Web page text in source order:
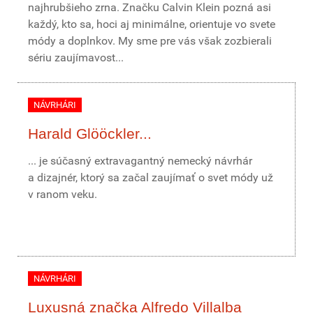
najhrubšieho zrna. Značku Calvin Klein pozná asi
každý, kto sa, hoci aj minimálne, orientuje vo svete
módy a doplnkov. My sme pre vás však zozbierali
sériu zaujímavost...
NÁVRHÁRI
Harald Glööckler...
... je súčasný extravagantný nemecký návrhár
a dizajnér, ktorý sa začal zaujímať o svet módy už
v ranom veku.
NÁVRHÁRI
Luxusná značka Alfredo Villalba